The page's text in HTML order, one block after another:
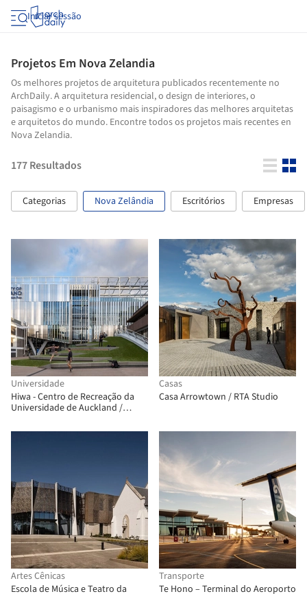
Iniciar sessão
Projetos Em Nova Zelandia
Os melhores projetos de arquitetura publicados recentemente no
ArchDaily. A arquitetura residencial, o design de interiores, o
paisagismo e o urbanismo mais inspiradores das melhores arquitetas
e arquitetos do mundo. Encontre todos os projetos mais recentes en
Nova Zelandia.
177Resultados
Categorias Nova Zelândia Escritórios Empresas
Universidade
Hiwa - Centro de Recreação da
Universidade de Auckland /
Casas
Casa Arrowtown / RTA Studio
Artes Cênicas
Escola de Música e Teatro da
Transporte
Te Hono – Terminal do Aeroporto